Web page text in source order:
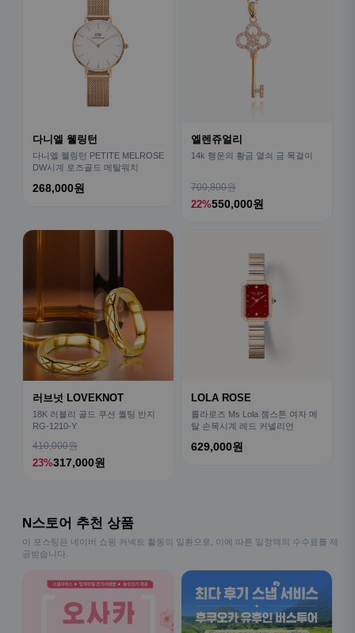
다니엘 웰링턴
다니엘 웰링턴 PETITE MELROSE
DW시계 로즈골드 메탈워치
268,000원
엘렌쥬얼리
14k 행운의 황금 열쇠 금 목걸이
700,800원
22%550,000원
러브넛 LOVEKNOT
18K 러블리 골드 쿠션 퀄팅 반지
RG-1210-Y
410,000원
23%317,000원
LOLA ROSE
롤라로즈 Ms Lola 젬스톤 여자 메
탈 손목시계 레드 커넬리언
629,000원
N스토어 추천 상품
이 포스팅은 네이버 쇼핑 커넥트 활동의 일환으로, 이에 따른 일정액의 수수료를 제
공받습니다.